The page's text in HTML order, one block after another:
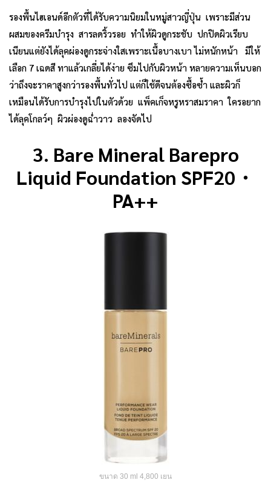
รองพื้นไฮเอนด์อีกตัวที่ได้รับความนิยมในหมู่สาวญี่ปุ่น เพราะมีส่วน
ผสมของครีมบำรุง สารลดริ้วรอย ทำให้ผิวดูกระชับ ปกปิดผิวเรียบ
เนียนแต่ยังได้ลุคผ่องดูกระจ่างใสเพราะเนื้อบางเบา ไม่หนักหน้า มีให้
เลือก 7 เฉดสี ทาแล้วเกลี่ยได้ง่าย ซึมไปกับผิวหน้า หลายความเห็นบอก
ว่าถึงจะราคาสูงกว่ารองพื้นทั่วไป แต่ก็ใช้ดีจนต้องซื้อซ้ำ และผิวก็
เหมือนได้รับการบำรุงไปในตัวด้วย แพ็คเก็จหรูหราสมราคา ใครอยาก
ได้ลุคโกลว์ๆ ผิวผ่องดูฉ่ำวาว ลองจัดไป
3. Bare Mineral Barepro
Liquid Foundation SPF20・
PA++
ขนาด 30 ml 4,800 เยน